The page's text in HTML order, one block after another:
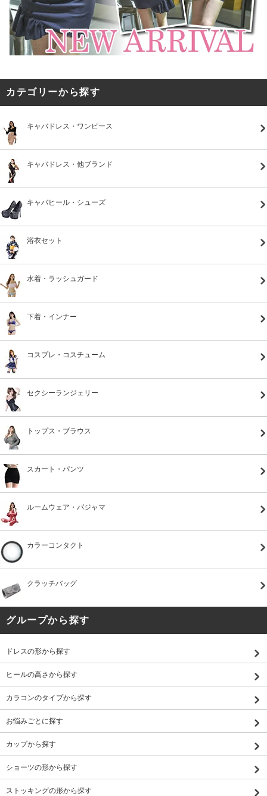
カテゴリーから探す
キャバドレス・ワンピース
キャバドレス・他ブランド
キャバヒール・シューズ
浴衣セット
水着・ラッシュガード
下着・インナー
コスプレ・コスチューム
セクシーランジェリー
トップス・ブラウス
スカート・パンツ
ルームウェア・パジャマ
カラーコンタクト
クラッチバッグ
グループから探す
ドレスの形から探す
ヒールの高さから探す
カラコンのタイプから探す
お悩みごとに探す
カップから探す
ショーツの形から探す
ストッキングの形から探す